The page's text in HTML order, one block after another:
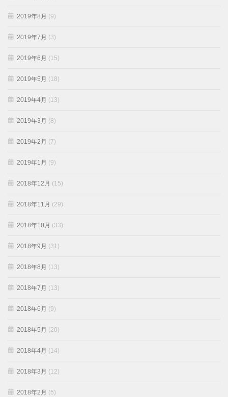
2019年8月 (9)
2019年7月 (3)
2019年6月 (15)
2019年5月 (18)
2019年4月 (13)
2019年3月 (8)
2019年2月 (7)
2019年1月 (9)
2018年12月 (15)
2018年11月 (29)
2018年10月 (33)
2018年9月 (31)
2018年8月 (13)
2018年7月 (13)
2018年6月 (9)
2018年5月 (20)
2018年4月 (14)
2018年3月 (12)
2018年2月 (5)